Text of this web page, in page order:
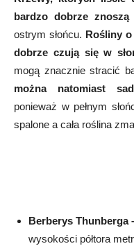
bardzo dobrze znoszą
ostrym słońcu. Rośliny
dobrze czują się w
mogą znacznie stracić
można natomiast
ponieważ w pełnym
spalone a cała roślina
Berberys Thunberga
wysokości półtora